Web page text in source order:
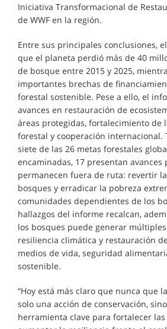
Iniciativa Transformacional de
de WWF en la región.
Entre sus principales conclusiones,
que el planeta perdió más de 40
de bosque entre 2015 y 2025,
importantes brechas de
forestal sostenible. Pese a ello, el
avances en restauración de
áreas protegidas, fortalecimiento de
forestal y cooperación internacional.
siete de las 26 metas forestales
encaminadas, 17 presentan avances
permanecen fuera de ruta: revertir
bosques y erradicar la pobreza
comunidades dependientes de los
hallazgos del informe recalcan,
los bosques puede generar
resiliencia climática y restauración
medios de vida, seguridad
sostenible.
“Hoy está más claro que nunca que
solo una acción de conservación,
herramienta clave para fortalecer las